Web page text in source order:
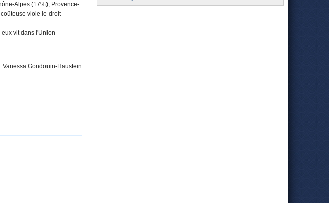
Alpes (17%), Provence-
viole le droit
vit dans l'Union
Vanessa Gondouin-Haustein